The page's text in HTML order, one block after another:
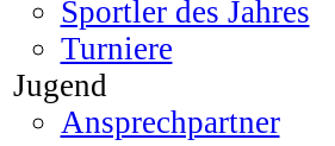
Sportler des Jahres
Turniere
Jugend
Ansprechpartner